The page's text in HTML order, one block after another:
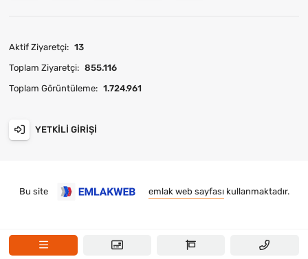
Aktif Ziyaretçi: 13
Toplam Ziyaretçi: 855.116
Toplam Görüntüleme: 1.724.961
YETKILI GIRIŞI
Bu site emlak web sayfasıkullanmaktadır.